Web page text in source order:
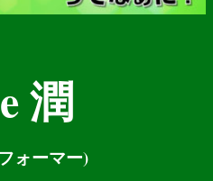
潤
ォーマー)